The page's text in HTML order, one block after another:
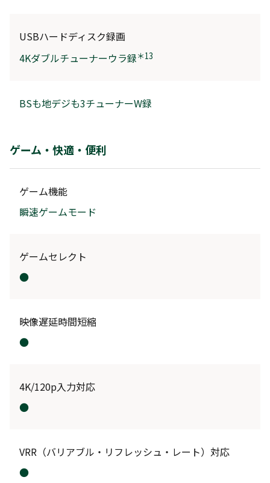
USBハードディスク録画
4Kダブルチューナーウラ録＊13
BSも地デジも3チューナーW録
ゲーム・快適・便利
ゲーム機能
瞬速ゲームモード
ゲームセレクト
●
映像遅延時間短縮
●
4K/120p入力対応
●
VRR（バリアブル・リフレッシュ・レート）対応
●